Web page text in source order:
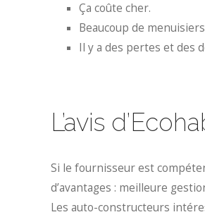
Ça coûte cher.
Beaucoup de
Il y a des pertes et des
L’avis
Si le fournisseur est
d’avantages : meilleure
Les auto-constructeurs